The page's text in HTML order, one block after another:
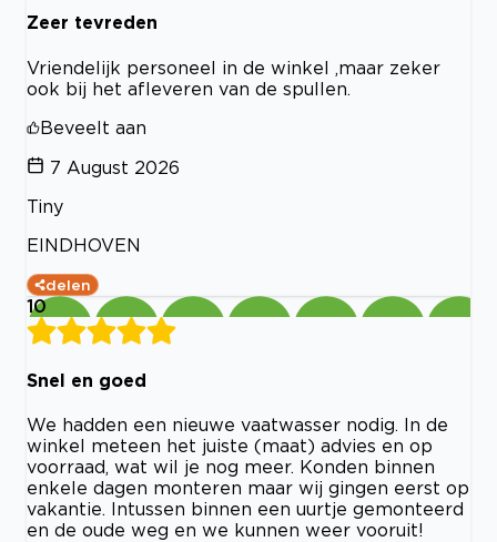
Zeer tevreden
Vriendelijk personeel in de winkel ,maar zeker
ook bij het afleveren van de spullen.
Beveelt aan
7 August 2026
Tiny
EINDHOVEN
delen
10
Snel en goed
We hadden een nieuwe vaatwasser nodig. In de
winkel meteen het juiste (maat) advies en op
voorraad, wat wil je nog meer. Konden binnen
enkele dagen monteren maar wij gingen eerst op
vakantie. Intussen binnen een uurtje gemonteerd
en de oude weg en we kunnen weer vooruit!